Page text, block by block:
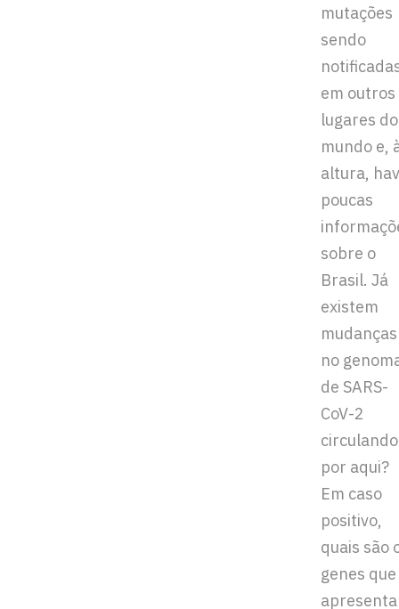
mutações
sendo
em outros
lugares do
mundo e,
altura,
poucas
sobre o
Brasil. Já
existem
mudanças
no
de SARS-
CoV-2
circulando
por aqui?
Em caso
positivo,
quais são
genes que